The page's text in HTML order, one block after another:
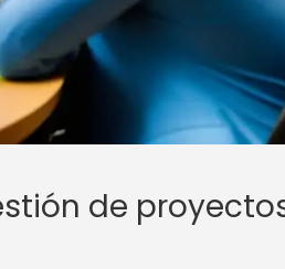
de